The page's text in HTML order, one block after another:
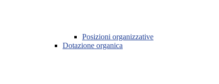
Posizioni organizzative
Dotazione organica